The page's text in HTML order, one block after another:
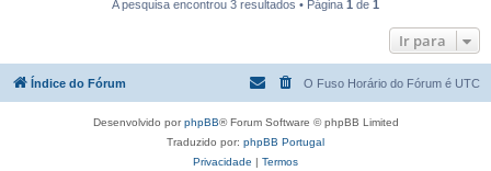
A pesquisa encontrou 3 resultados • Página 1 de 1
Ir para
Índice do Fórum O Fuso Horário do Fórum é UTC
Desenvolvido porphpBB® Forum Software © phpBB Limited
Traduzido por: phpBB Portugal
Privacidade | Termos